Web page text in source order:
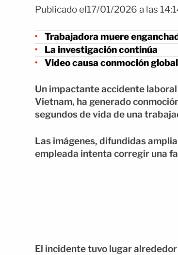
Publicado el17/01/2026 a las
Trabajadora muere
La investigación continúa
Video causa conmoción global
Un impactante accidente
Vietnam, ha generado
segundos de vida de una
Las imágenes, difundidas
empleada intenta corregir una
El incidente tuvo lugar